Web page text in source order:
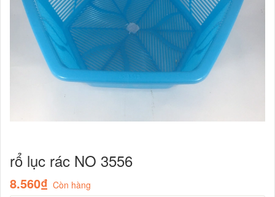
rổ lục rác NO 3556
8.560₫ Còn hàng